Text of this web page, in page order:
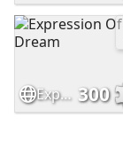
Expression Of Dream 300